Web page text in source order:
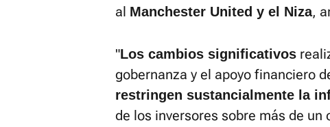
al Manchester United y el Niza,
"Los cambios significativos
gobernanza y el apoyo financiero
restringen sustancialmente la
de los inversores sobre más de un